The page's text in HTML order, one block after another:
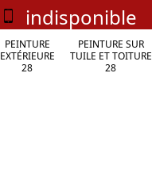
indisponible
PEINTURE
EXTÉRIEURE
28
PEINTURE SUR
TUILE ET TOITURE
28